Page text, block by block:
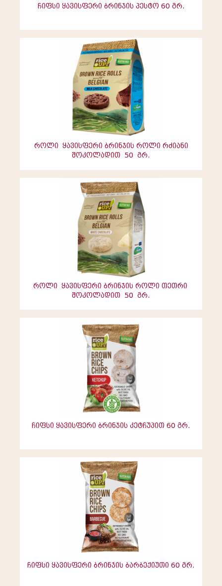
ჩიფსი ყავისფერი ბრინჯის პესტო 60 გრ.
როლი ყავისფერი ბრინჯის როლი რძიანი
შოკოლადით 50 გრ.
როლი ყავისფერი ბრინჯის როლი თეთრი
შოკოლადით 50 გრ.
ჩიფსი ყავისფერი ბრინჯის კეტჩუპით 60 გრ.
ჩიფსი ყავისფერი ბრინჯის ბარბექიუთი 60 გრ.